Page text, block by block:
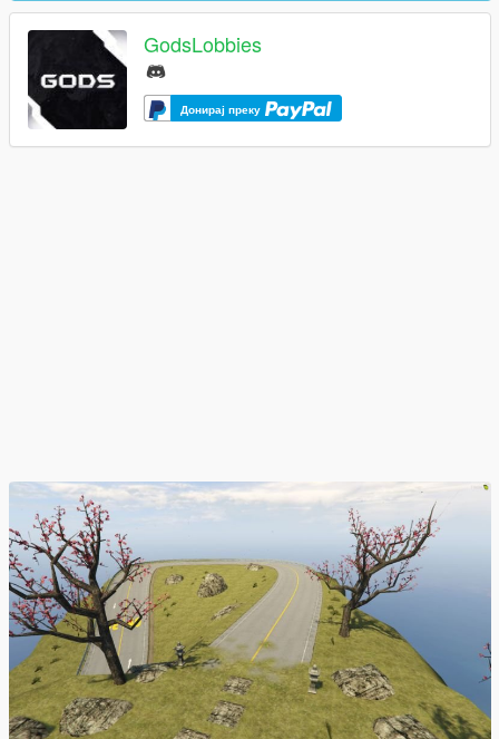
GodsLobbies
Донирај преку